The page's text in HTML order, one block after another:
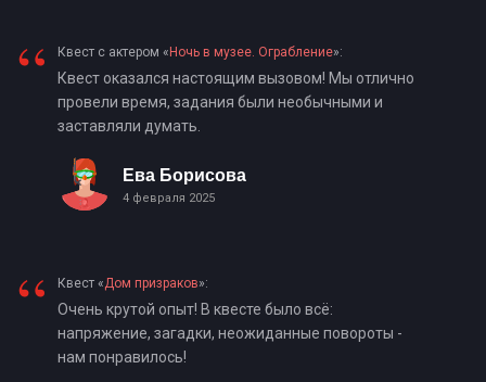
“ Квест с актером «Ночь в музее. Ограбление»:
Квест оказался настоящим вызовом! Мы отлично
провели время, задания были необычными и
заставляли думать.
Ева Борисова
4 февраля 2025
“ Квест «Дом призраков»:
Очень крутой опыт! В квесте было всё:
напряжение, загадки, неожиданные повороты -
нам понравилось!